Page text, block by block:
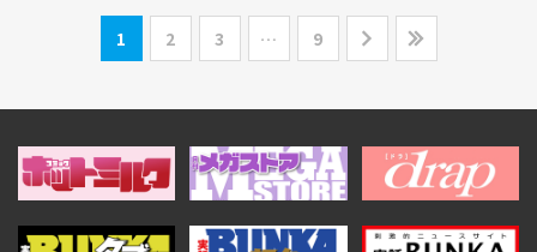
1 2 3 … 9